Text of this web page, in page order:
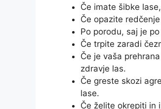
Če imate šibke
Če opazite
Po porodu, saj je
Če trpite zaradi
Če je vaša
zdravje las.
Če greste skozi
lase.
Če želite okrepiti in